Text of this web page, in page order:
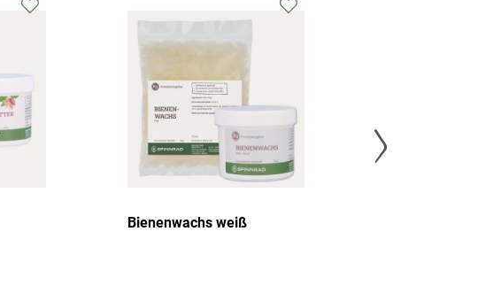
Bienenwachs weiß